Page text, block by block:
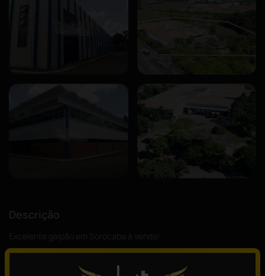
Descrição
- Área construída: 14.468m².